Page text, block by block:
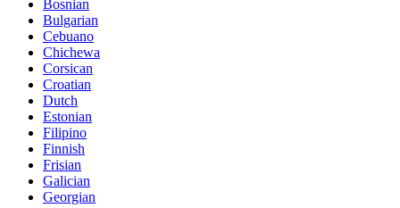
Bosnian
Bulgarian
Cebuano
Chichewa
Corsican
Croatian
Dutch
Estonian
Filipino
Finnish
Frisian
Galician
Georgian